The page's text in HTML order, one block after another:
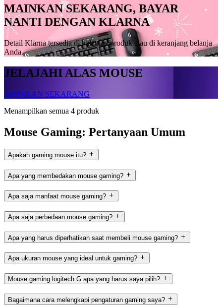
MAINKAN SEKARANG, BAYAR
NANTI DENGAN KLARNA
Detail Klarna tersedia di halaman produk atau di keranjang belanja
Anda.
JELAJAHI ALAS MOUSE
MAINKAN SEKARANG
Menampilkan semua 4 produk
Mouse Gaming: Pertanyaan Umum
Apakah gaming mouse itu?
Apa yang membedakan mouse gaming?
Apa saja manfaat mouse gaming?
Apa saja perbedaan mouse gaming?
Apa yang harus diperhatikan saat membeli mouse gaming?
Apa ukuran mouse yang ideal untuk gaming?
Mouse gaming logitech G apa yang harus saya pilih?
Bagaimana cara melengkapi pengaturan gaming saya?